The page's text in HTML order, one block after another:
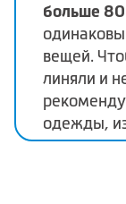
больше
вещей.
линяли и
одежды,